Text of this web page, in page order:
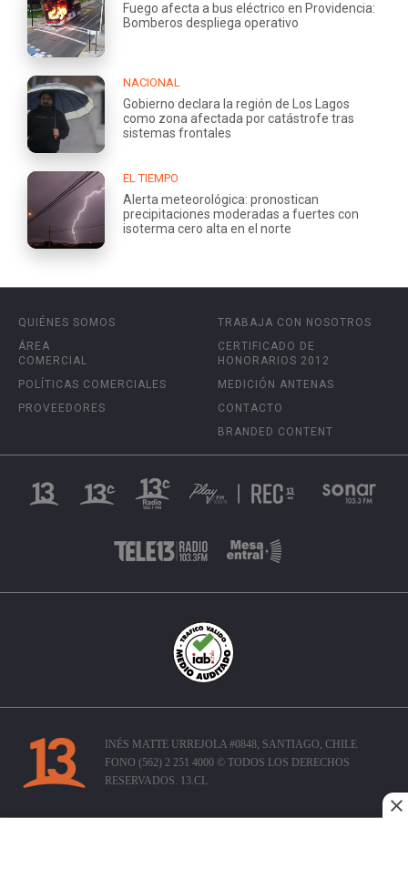
Fuego afecta a bus eléctrico en Providencia:
Bomberos despliega operativo
NACIONAL
Gobierno declara la región de Los Lagos
como zona afectada por catástrofe tras
sistemas frontales
EL TIEMPO
Alerta meteorológica: pronostican
precipitaciones moderadas a fuertes con
isoterma cero alta en el norte
QUIÉNES SOMOS
ÁREA
COMERCIAL
POLÍTICAS COMERCIALES
PROVEEDORES
TRABAJA CON NOSOTROS
CERTIFICADO DE
HONORARIOS 2012
MEDICIÓN ANTENAS
CONTACTO
BRANDED CONTENT
INÉS MATTE URREJOLA #0848, SANTIAGO, CHILE
FONO (562) 2 251 4000 © TODOS LOS DERECHOS
RESERVADOS. 13.CL